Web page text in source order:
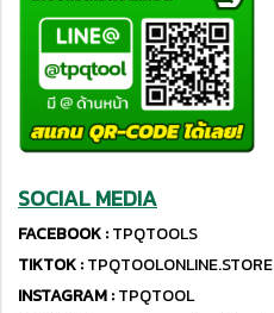
SOCIAL MEDIA
FACEBOOK :TPQTOOLS
TIKTOK :TPQTOOLONLINE.STORE
INSTAGRAM :TPQTOOL